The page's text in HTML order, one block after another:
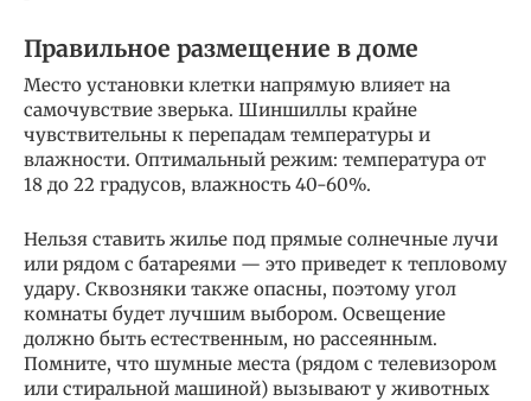
Правильное размещение в доме
Место установки клетки напрямую влияет на
самочувствие зверька. Шиншиллы крайне
чувствительны к перепадам температуры и
влажности. Оптимальный режим: температура от
18 до 22 градусов, влажность 40-60%.
Нельзя ставить жилье под прямые солнечные лучи
или рядом с батареями — это приведет к тепловому
удару. Сквозняки также опасны, поэтому угол
комнаты будет лучшим выбором. Освещение
должно быть естественным, но рассеянным.
Помните, что шумные места (рядом с телевизором
или стиральной машиной) вызывают у животных